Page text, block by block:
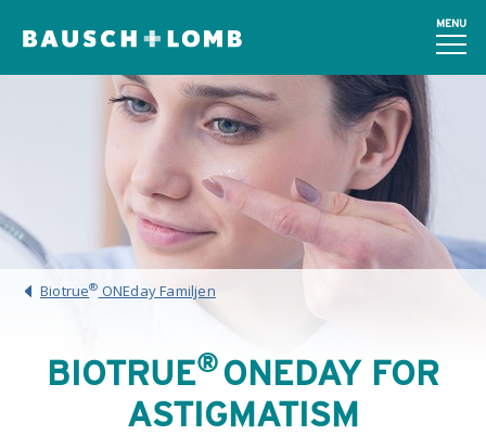
MENU
Biotrue® ONEday Familjen
BIOTRUE®ONEDAY FOR
ASTIGMATISM